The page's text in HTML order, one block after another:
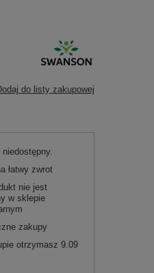
do listy zakupowej
niedostępny
łatwy zwrot
nie jest
w sklepie
zakupy
otrzymasz 9.09